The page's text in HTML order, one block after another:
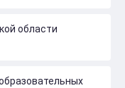
области